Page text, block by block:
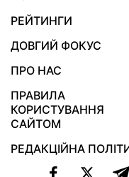
РЕЙТИНГИ
ДОВГИЙ ФОКУС
ПРО НАС
ПРАВИЛА
КОРИСТУВАННЯ
САЙТОМ
РЕДАКЦІЙНА